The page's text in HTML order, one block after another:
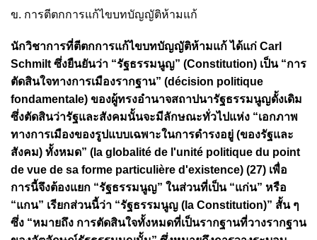
ข. การตีตกการแก้ไขบทบัญญัติห้ามแก้
นักวิชาการที่ตีตกการแก้ไขบทบัญญัติห้ามแก้ ได้แก่ Carl
Schmilt ซึ่งยืนยันว่า “รัฐธรรมนูญ” (Constitution) เป็น “การ
ตัดสินใจทางการเมืองรากฐาน” (décision politique
fondamentale) ของผู้ทรงอำนาจสถาปนารัฐธรรมนูญดั้งเดิม
ซึ่งตัดสินว่ารัฐและสังคมนั้นจะมีลักษณะทั่วไปแห่ง “เอกภาพ
ทางการเมืองของรูปแบบเฉพาะในการดำรงอยู่ (ของรัฐและ
สังคม) ทั้งหมด” (la globalité de l'unité politique du point
de vue de sa forme particulière d'existence) (27) เพื่อ
การนี้จึงต้องแยก “รัฐธรรมนูญ” ในส่วนที่เป็น “แก่น” หรือ
“แกน” เรียกส่วนนี้ว่า “รัฐธรรมนูญ (la Constitution)” สั้น ๆ
ซึ่ง “หมายถึง การตัดสินใจทั้งหมดที่เป็นรากฐานที่วางรากฐาน